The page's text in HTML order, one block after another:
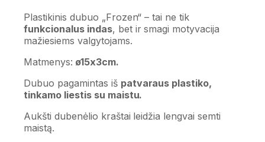
Plastikinis dubuo „Frozen“ – tai ne tik
funkcionalus indas, bet ir smagi motyvacija
mažiesiems valgytojams.
Matmenys: ø15x3cm.
Dubuo pagamintas iš patvaraus plastiko,
tinkamo liestis su maistu.
Aukšti dubenėlio kraštai leidžia lengvai semti
maistą.